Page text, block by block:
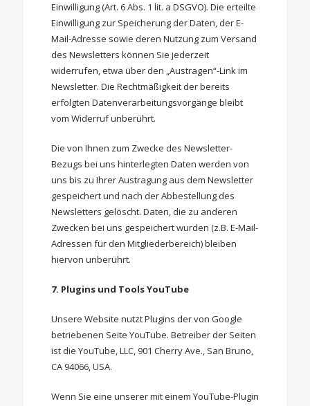
Einwilligung (Art. 6 Abs. 1 lit. a DSGVO). Die erteilte
Einwilligung zur Speicherung der Daten, der E-
Mail-Adresse sowie deren Nutzung zum Versand
des Newsletters können Sie jederzeit
widerrufen, etwa über den „Austragen“-Link im
Newsletter. Die Rechtmäßigkeit der bereits
erfolgten Datenverarbeitungsvorgänge bleibt
vom Widerruf unberührt.
Die von Ihnen zum Zwecke des Newsletter-
Bezugs bei uns hinterlegten Daten werden von
uns bis zu Ihrer Austragung aus dem Newsletter
gespeichert und nach der Abbestellung des
Newsletters gelöscht. Daten, die zu anderen
Zwecken bei uns gespeichert wurden (z.B. E-Mail-
Adressen für den Mitgliederbereich) bleiben
hiervon unberührt.
7. Plugins und ToolsYouTube
Unsere Website nutzt Plugins der von Google
betriebenen Seite YouTube. Betreiber der Seiten
ist die YouTube, LLC, 901 Cherry Ave., San Bruno,
CA 94066, USA.
Wenn Sie eine unserer mit einem YouTube-Plugin